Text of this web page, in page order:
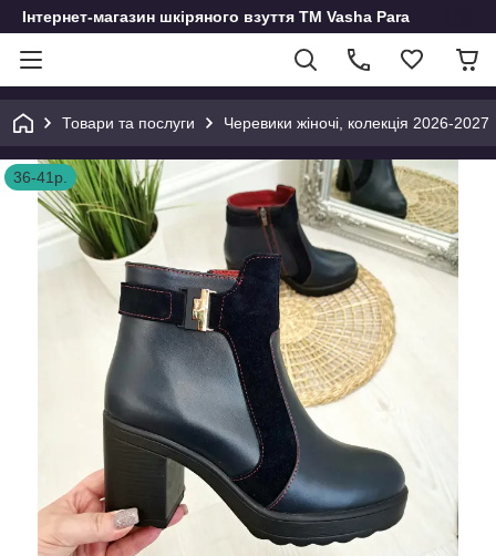
Інтернет-магазин шкіряного взуття ТМ Vasha Para
Товари та послуги Черевики жіночі, колекція 2026-2027
36-41р.